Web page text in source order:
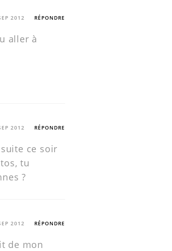
2012 RÉPONDRE
aller à
2012 RÉPONDRE
ce soir
tu
?
2012 RÉPONDRE
de mon